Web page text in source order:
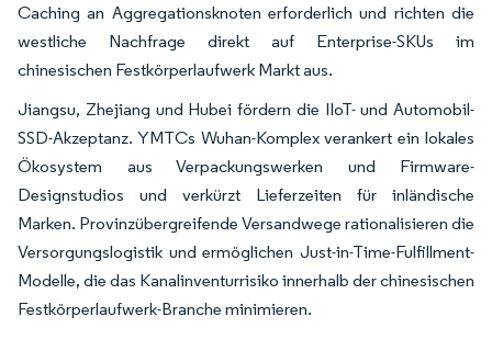
Caching an Aggregationsknoten erforderlich und richten die
westliche Nachfrage direkt auf Enterprise-SKUs im
chinesischen Festkörperlaufwerk Markt aus.
Jiangsu, Zhejiang und Hubei fördern die IIoT- und Automobil-
SSD-Akzeptanz. YMTCs Wuhan-Komplex verankert ein lokales
Ökosystem aus Verpackungswerken und Firmware-
Designstudios und verkürzt Lieferzeiten für inländische
Marken. Provinzübergreifende Versandwege rationalisieren die
Versorgungslogistik und ermöglichen Just-in-Time-Fulfillment-
Modelle, die das Kanalinventurrisiko innerhalb der chinesischen
Festkörperlaufwerk-Branche minimieren.